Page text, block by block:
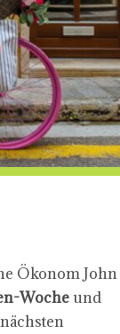
Ökonom John
Wocheund